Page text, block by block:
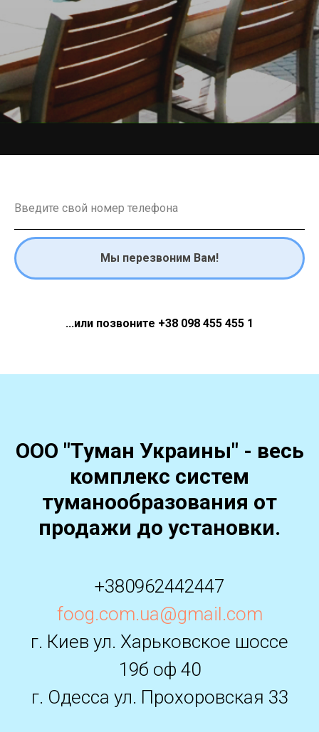
Мы перезвоним Вам!
...или позвоните +38 098 455 455 1
ООО "Туман Украины" - весь
комплекс систем
туманообразования от
продажи до установки.
+380962442447
foog.com.ua@gmail.com
г. Киев ул. Харьковское шоссе
19б оф 40
г. Одесса ул. Прохоровская 33